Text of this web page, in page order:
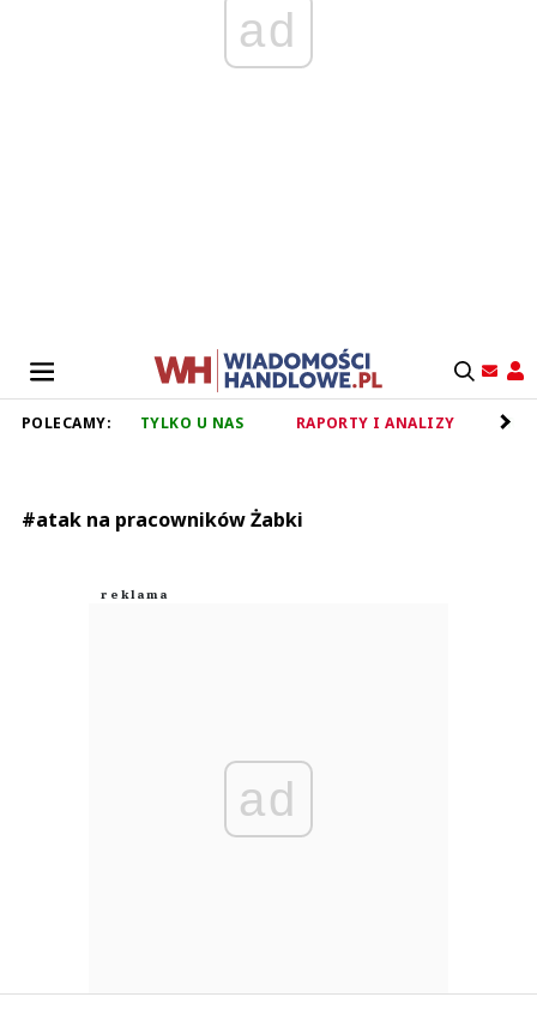
ad
POLECAMY: TYLKO U NAS RAPORTY I ANALIZY
#atak na pracowników Żabki
ad